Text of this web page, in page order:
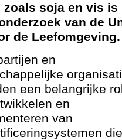
soja en vis is
van de
de Leefomgeving.
en
een belangrijke
en
van